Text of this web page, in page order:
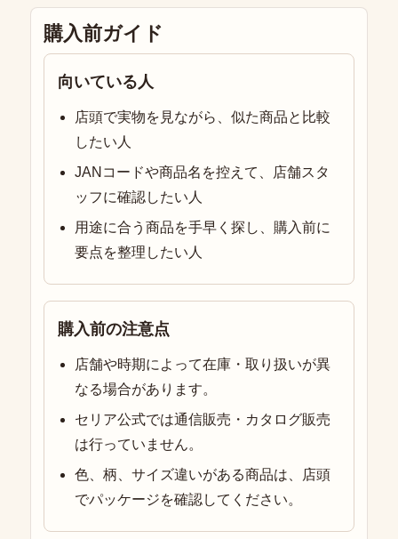
購入前ガイド
向いている人
店頭で実物を見ながら、似た商品と比較
したい人
JANコードや商品名を控えて、店舗スタ
ッフに確認したい人
用途に合う商品を手早く探し、購入前に
要点を整理したい人
購入前の注意点
店舗や時期によって在庫・取り扱いが異
なる場合があります。
セリア公式では通信販売・カタログ販売
は行っていません。
色、柄、サイズ違いがある商品は、店頭
でパッケージを確認してください。